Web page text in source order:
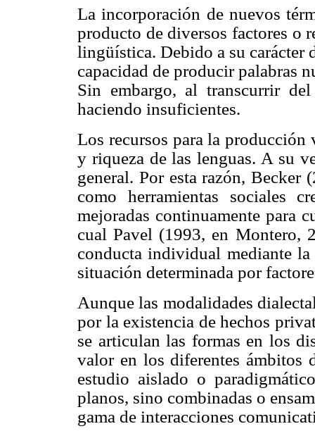
La incorporación de nuevos
producto de diversos factores o
lingüística. Debido a su carácter
capacidad de producir palabras
Sin embargo, al transcurrir
haciendo insuficientes.
Los recursos para la
y riqueza de las lenguas. A su
general. Por esta razón, Becker
como herramientas sociales
mejoradas continuamente para
cual Pavel (1993, en Montero,
conducta individual mediante
situación determinada por
Aunque las modalidades
por la existencia de hechos
se articulan las formas en los
valor en los diferentes ámbitos
estudio aislado o
planos, sino combinadas o
gama de interacciones